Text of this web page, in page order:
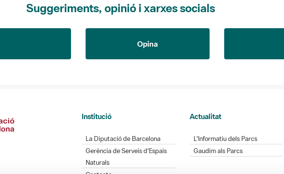
Suggeriments, opinió i xarxes socials
Opina
Institució
La Diputació de Barcelona
Gerència de Serveis d'Espais
Naturals
Actualitat
L'Informatiu dels Parcs
Gaudim als Parcs